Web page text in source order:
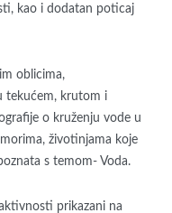
kao i dodatan poticaj
oblicima,
tekućem, krutom i
o kruženju vode u
životinjama koje
s temom- Voda.
prikazani na